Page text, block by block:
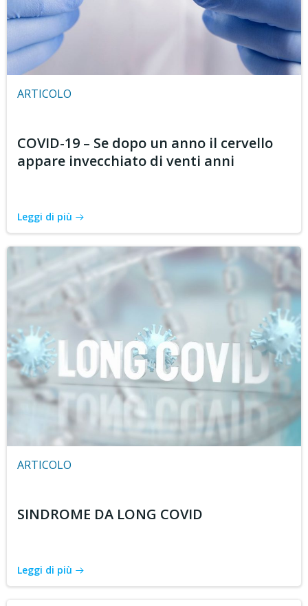
ARTICOLO
COVID-19 – Se dopo un anno il cervello
appare invecchiato di venti anni
Leggi di più
ARTICOLO
SINDROME DA LONG COVID
Leggi di più